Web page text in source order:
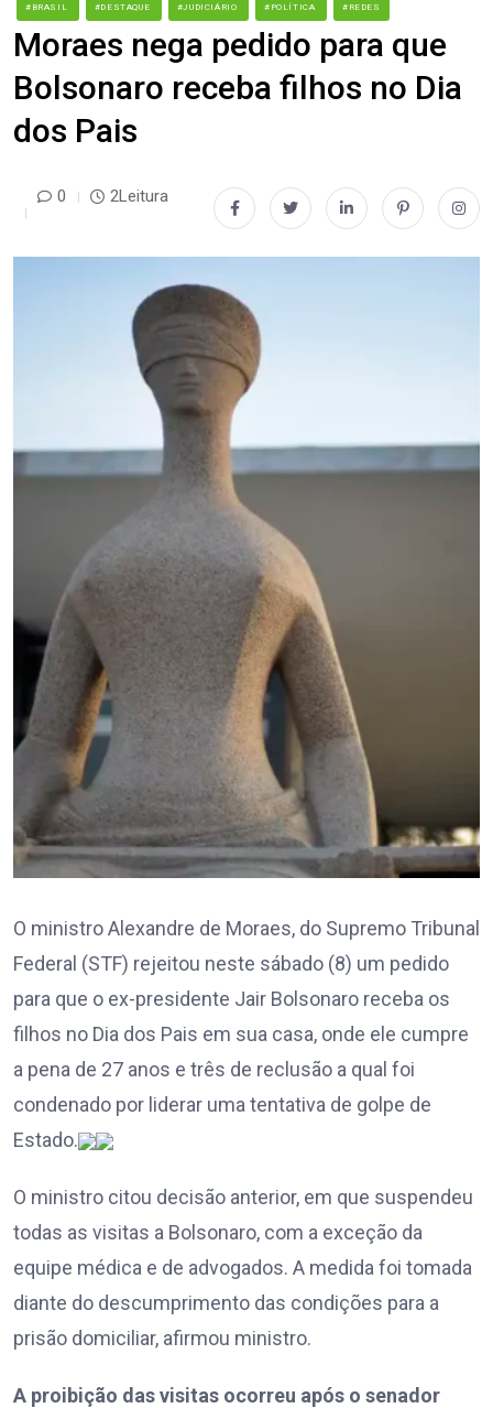
#BRASIL #DESTAQUE #JUDICIÁRIO #POLÍTICA #REDES
Moraes nega pedido para que
Bolsonaro receba filhos no Dia
dos Pais
0 2Leitura
O ministro Alexandre de Moraes, do Supremo Tribunal
Federal (STF) rejeitou neste sábado (8) um pedido
para que o ex-presidente Jair Bolsonaro receba os
filhos no Dia dos Pais em sua casa, onde ele cumpre
a pena de 27 anos e três de reclusão a qual foi
condenado por liderar uma tentativa de golpe de
Estado.
O ministro citou decisão anterior, em que suspendeu
todas as visitas a Bolsonaro, com a exceção da
equipe médica e de advogados. A medida foi tomada
diante do descumprimento das condições para a
prisão domiciliar, afirmou ministro.
A proibição das visitas ocorreu após o senador